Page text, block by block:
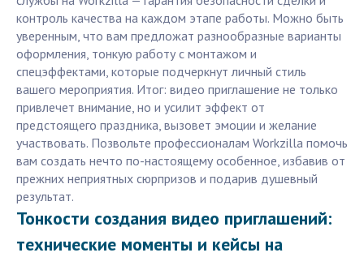
контроль качества на каждом этапе работы. Можно быть
уверенным, что вам предложат разнообразные варианты
оформления, тонкую работу с монтажом и
спецэффектами, которые подчеркнут личный стиль
вашего мероприятия. Итог: видео приглашение не только
привлечет внимание, но и усилит эффект от
предстоящего праздника, вызовет эмоции и желание
участвовать. Позвольте профессионалам Workzilla помочь
вам создать нечто по-настоящему особенное, избавив от
прежних неприятных сюрпризов и подарив душевный
результат.
Тонкости создания видео приглашений:
технические моменты и кейсы на